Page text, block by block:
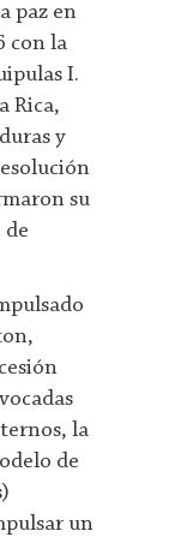
paz en
con la
I.
Rica,
y
su
de
la
de
un